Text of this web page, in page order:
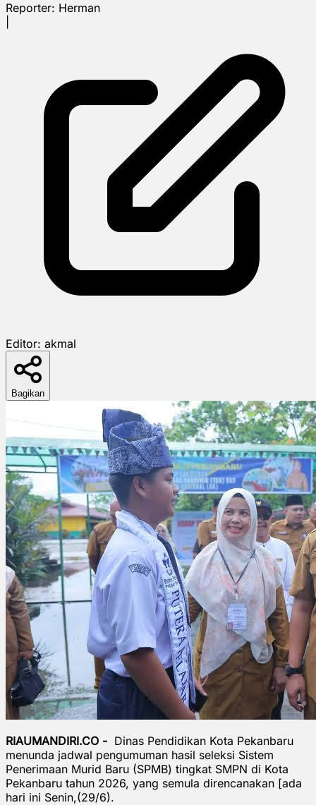
Reporter: Herman
Editor: akmal
Bagikan
RIAUMANDIRI.CO - Dinas Pendidikan Kota Pekanbaru
menunda jadwal pengumuman hasil seleksi Sistem
Penerimaan Murid Baru (SPMB) tingkat SMPN di Kota
Pekanbaru tahun 2026, yang semula direncanakan [ada
hari ini Senin,(29/6).